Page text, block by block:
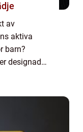
av
aktiva
barn?
designade